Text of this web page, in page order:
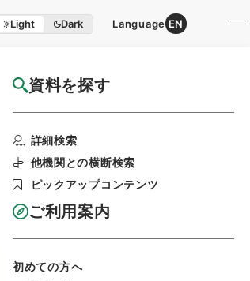
Light Dark Language EN
資料を探す
詳細検索
他機関との横断検索
ピックアップコンテンツ
ご利用案内
初めての方へ
国立公文書館HP利用案内
全ての情報